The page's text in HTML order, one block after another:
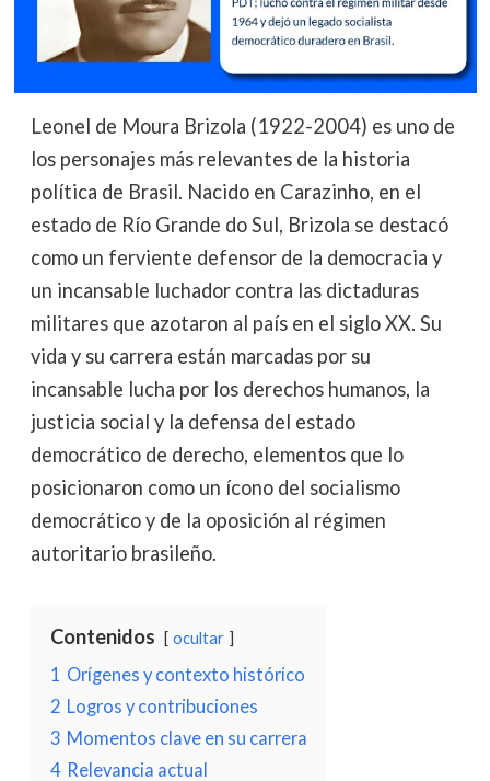
Leonel de Moura Brizola (1922-2004) es uno de
los personajes más relevantes de la historia
política de Brasil. Nacido en Carazinho, en el
estado de Río Grande do Sul, Brizola se destacó
como un ferviente defensor de la democracia y
un incansable luchador contra las dictaduras
militares que azotaron al país en el siglo XX. Su
vida y su carrera están marcadas por su
incansable lucha por los derechos humanos, la
justicia social y la defensa del estado
democrático de derecho, elementos que lo
posicionaron como un ícono del socialismo
democrático y de la oposición al régimen
autoritario brasileño.
Contenidos ocultar
1 Orígenes y contexto histórico
2 Logros y contribuciones
3 Momentos clave en su carrera
4 Relevancia actual